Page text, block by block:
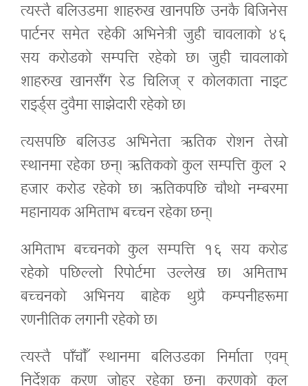
त्यस्तै बलिउडमा शाहरुख खानपछि उनकै बिजिनेस
पार्टनर समेत रहेकी अभिनेत्री जुही चावलाको ४६
सय करोडको सम्पत्ति रहेको छ। जुही चावलाको
शाहरुख खानसँग रेड चिलिज् र कोलकाता नाइट
राइर्ड्स दुवैमा साझेदारी रहेको छ।
त्यसपछि बलिउड अभिनेता ऋतिक रोशन तेस्रो
स्थानमा रहेका छन्। ऋतिकको कुल सम्पत्ति कुल २
हजार करोड रहेको छ। ऋतिकपछि चौथो नम्बरमा
महानायक अमिताभ बच्चन रहेका छन्।
अमिताभ बच्चनको कुल सम्पत्ति १६ सय करोड
रहेको पछिल्लो रिपोर्टमा उल्लेख छ। अमिताभ
बच्चनको अभिनय बाहेक थुप्रै कम्पनीहरूमा
रणनीतिक लगानी रहेको छ।
त्यस्तै पाँचौँ स्थानमा बलिउडका निर्माता एवम्